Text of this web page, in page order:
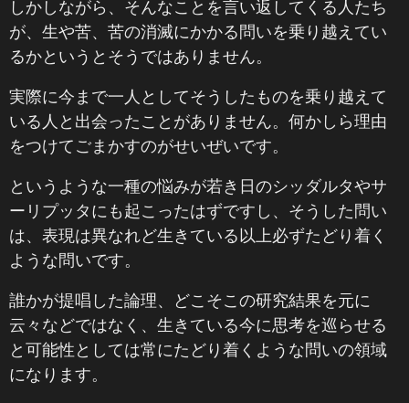
しかしながら、そんなことを言い返してくる人たち
が、生や苦、苦の消滅にかかる問いを乗り越えてい
るかというとそうではありません。
実際に今まで一人としてそうしたものを乗り越えて
いる人と出会ったことがありません。何かしら理由
をつけてごまかすのがせいぜいです。
というような一種の悩みが若き日のシッダルタやサ
ーリプッタにも起こったはずですし、そうした問い
は、表現は異なれど生きている以上必ずたどり着く
ような問いです。
誰かが提唱した論理、どこそこの研究結果を元に
云々などではなく、生きている今に思考を巡らせる
と可能性としては常にたどり着くような問いの領域
になります。